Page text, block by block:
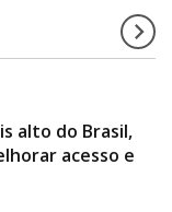
alto do Brasil,
acesso e